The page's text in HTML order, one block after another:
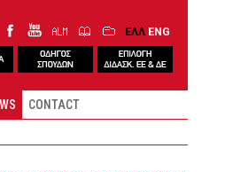
ΕΛΛ ENG
CONTACT